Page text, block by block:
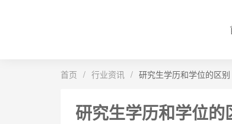
首页 / 行业资讯 / 研究生学历和学位的区别
研究生学历和学位的